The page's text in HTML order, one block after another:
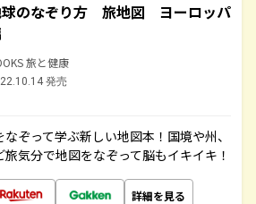
のなぞり方 旅地図 ヨーロッパ
旅と健康
発売
ぞって学ぶ新しい地図本！国境や州、
気分で地図をなぞって脳もイキイキ！
詳細を見る